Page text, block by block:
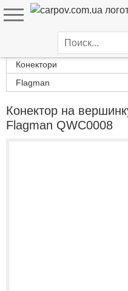
Каталог товаров
Конектори
Flagman
Конектор на
Flagman QWC0008